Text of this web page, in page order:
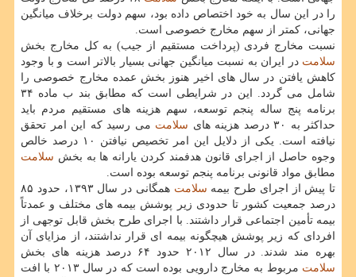
را در این سال به خود اختصاص داده بود، سهم دولت برخلاف میانگین
جهانی، كمتر از سهم مخارج خصوصی است.
نسبت مخارج فردی (پرداخت مستقیم از جیب) به كل مخارج بخش
سلامت در ایران به نسبت میانگین جهانی بسیار بالاتر است و با وجود
كاهش یافتن در سال های اخیر هنوز بخش عمده مخارج خصوصی را
شامل می گردد. این در شرایطی است كه مطابق بند ب ماده ۳۴
برنامه پنج ساله پنجم توسعه، سهم هزینه های مستقیم مردم باید
حداكثر به ۳۰ درصد هزینه های
سلامت می رسید كه این امر تحقق
نیافته است. یكی از دلایل این امر تخصیص نیافتن ۱۰ درصد خالص
وجوه حاصل از اجرای قانون هدفمند كردن یارانه ها به بخش سلامت
مطابق مواد قانونی برنامه پنجم توسعه بوده است.
تا پیش از اجرای طرح بیمه سلامت
همگانی در سال ۱۳۹۳، حدود ۸۵
درصد جمعیت كشور تا حدودی زیر پوشش بیمه های مختلف و عمدتاً
بیمه تأمین اجتماعی قرار داشتند. با اجرای طرح بخش قابل توجهی از
افردای كه زیر پوشش هیچگونه بیمه ای قرار نداشتند، از مزایای آن
بهره مند شدند. در سال ۲۰۱۲ حدود ۶۴ درصد هزینه های بخش
سلامت
مربوط به مخارج دارویی بوده است كه در سال ۲۰۱۳ با افت